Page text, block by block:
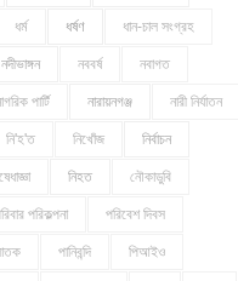
ধর্ম ধর্ষণ ধান-চাল সংগ্রহ
নদীভাঙ্গন নববর্ষ নবাগত
পার্টি নারায়নগঞ্জ নারী নির্যাতন
নি'হ'ত নিখোঁজ নির্বাচন
নিহত নৌকাডুবি
পরিকল্পনা পরিবেশ দিবস
পানিবন্দি পিআইও